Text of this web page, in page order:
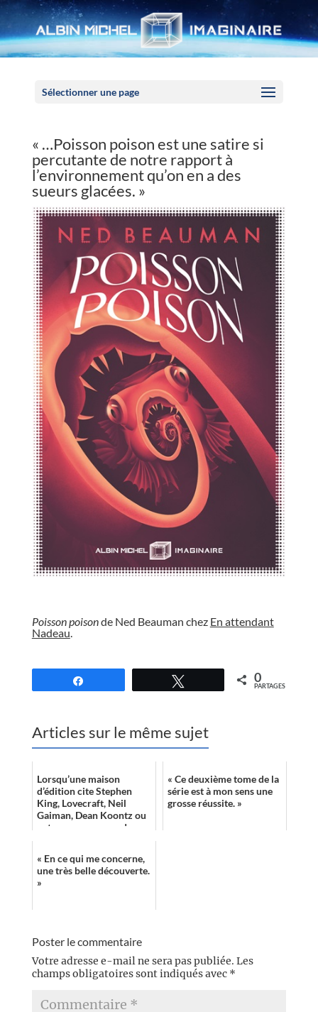
Sélectionner une page
« …Poisson poison est une satire si
percutante de notre rapport à
l’environnement qu’on en a des
sueurs glacées. »
Poisson poisonde Ned Beauman chez En attendant
Nadeau.
0
PARTAGES
Articles sur le même sujet
Lorsqu’une maison
d’édition cite Stephen
King, Lovecraft, Neil
Gaiman, Dean Koontz ou
autres comme grandes
« Ce deuxième tome de la
série est à mon sens une
grosse réussite. »
« En ce qui me concerne,
une très belle découverte.
»
Poster le commentaire
Votre adresse e-mail ne sera pas publiée. Les
champs obligatoires sont indiqués avec *
Panneau de gestion des cookies